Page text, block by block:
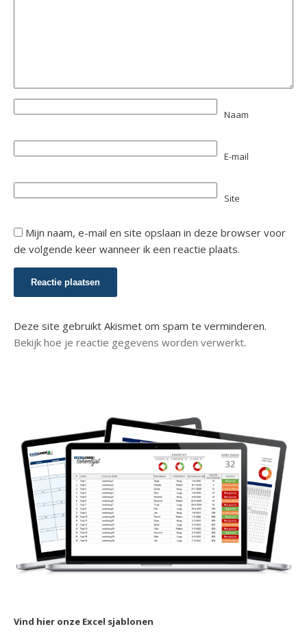
Naam
E-mail
Site
Mijn naam, e-mail en site opslaan in deze browser voor
de volgende keer wanneer ik een reactie plaats.
Deze site gebruikt Akismet om spam te verminderen.
Bekijk hoe je reactie gegevens worden verwerkt.
Vind hier onze Excel sjablonen